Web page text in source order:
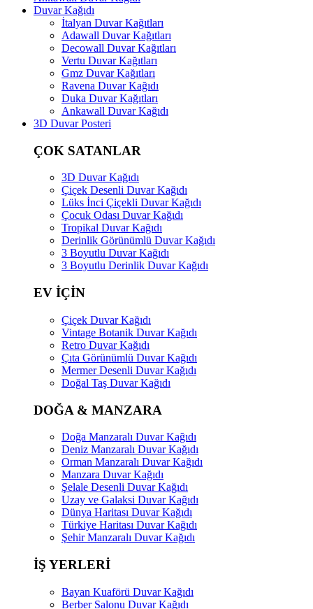
Duvar Kağıdı
İtalyan Duvar Kağıtları
Adawall Duvar Kağıtları
Decowall Duvar Kağıtları
Vertu Duvar Kağıtları
Gmz Duvar Kağıtları
Ravena Duvar Kağıdı
Duka Duvar Kağıtları
Ankawall Duvar Kağıdı
3D Duvar Posteri
ÇOK SATANLAR
3D Duvar Kağıdı
Çiçek Desenli Duvar Kağıdı
Lüks İnci Çiçekli Duvar Kağıdı
Çocuk Odası Duvar Kağıdı
Tropikal Duvar Kağıdı
Derinlik Görünümlü Duvar Kağıdı
3 Boyutlu Duvar Kağıdı
3 Boyutlu Derinlik Duvar Kağıdı
EV İÇİN
Çiçek Duvar Kağıdı
Vintage Botanik Duvar Kağıdı
Retro Duvar Kağıdı
Çıta Görünümlü Duvar Kağıdı
Mermer Desenli Duvar Kağıdı
Doğal Taş Duvar Kağıdı
DOĞA & MANZARA
Doğa Manzaralı Duvar Kağıdı
Deniz Manzaralı Duvar Kağıdı
Orman Manzaralı Duvar Kağıdı
Manzara Duvar Kağıdı
Şelale Desenli Duvar Kağıdı
Uzay ve Galaksi Duvar Kağıdı
Dünya Haritası Duvar Kağıdı
Türkiye Haritası Duvar Kağıdı
Şehir Manzaralı Duvar Kağıdı
İŞ YERLERİ
Bayan Kuaförü Duvar Kağıdı
Berber Salonu Duvar Kağıdı